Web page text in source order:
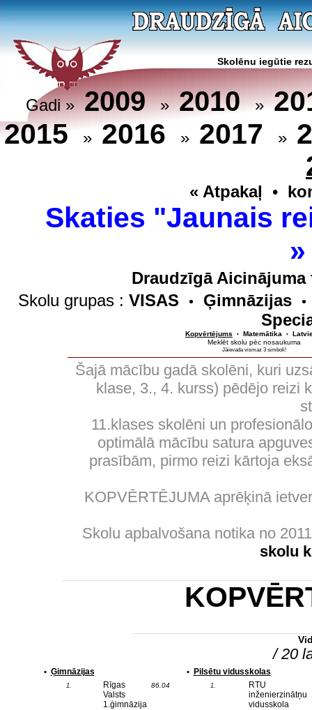
Skolēnu iegūtie
Gadi »2009 »2010 »
2015
» 2016 » 2017 »
« Atpakaļ •
Skaties "Jaunais
Draudzīgā
Skolu grupas : VISAS • Ģimnāzijas •
Kopvērtējums • Matemātika •
Meklēt skolu pēc nosaukuma
Jāievada vismaz 3 simboli!
Šajā mācību gadā skolēni, kuri
klase, 3., 4. kurss) pēdējo reizi
11.klases skolēni un
optimālā mācību satura
prasībām, pirmo reizi kārtoja
KOPVĒRTĒJUMA aprēķinā
Skolu apbalvošana notika no
skolu
/ 20
• Ģimnāzijas
1.
Rīgas
Valsts
1.ģimnāzija
86.04
• Pilsētu vidusskolas
1.
RTU
inženierzinātņu
vidusskola